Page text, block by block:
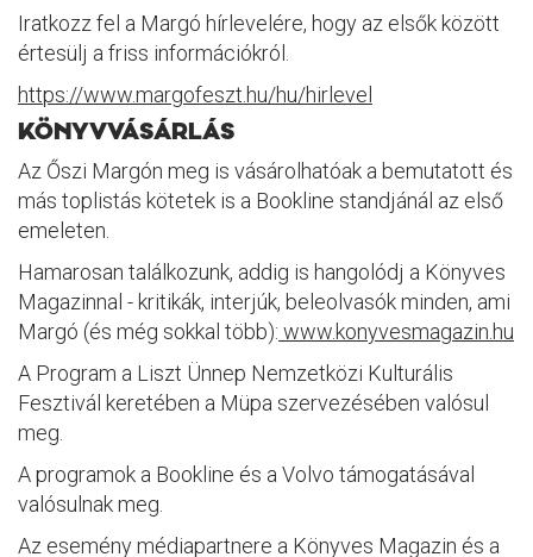
Iratkozz fel a Margó hírlevelére, hogy az elsők között
értesülj a friss információkról.
https://www.margofeszt.hu/hu/hirlevel
KÖNYVVÁSÁRLÁS
Az Őszi Margón meg is vásárolhatóak a bemutatott és
más toplistás kötetek is a Bookline standjánál az első
emeleten.
Hamarosan találkozunk, addig is hangolódj a Könyves
Magazinnal - kritikák, interjúk, beleolvasók minden, ami
Margó (és még sokkal több): www.konyvesmagazin.hu
A Program a Liszt Ünnep Nemzetközi Kulturális
Fesztivál keretében a Müpa szervezésében valósul
meg.
A programok a Bookline és a Volvo támogatásával
valósulnak meg.
Az esemény médiapartnere a Könyves Magazin és a